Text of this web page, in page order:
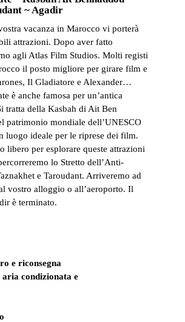
~ Agadir
vacanza in Marocco vi porterà
attrazioni. Dopo aver fatto
agli Atlas Film Studios. Molti registi
il posto migliore per girare film e
Il Gladiatore e Alexander…
è anche famosa per un’antica
tratta della Kasbah di Ait Ben
patrimonio mondiale dell’UNESCO
luogo ideale per le riprese dei film.
libero per esplorare queste attrazioni
lo Stretto dell’Anti-
e Taroudant. Arriveremo ad
vostro alloggio o all’aeroporto. Il
è terminato.
e riconsegna
condizionata e